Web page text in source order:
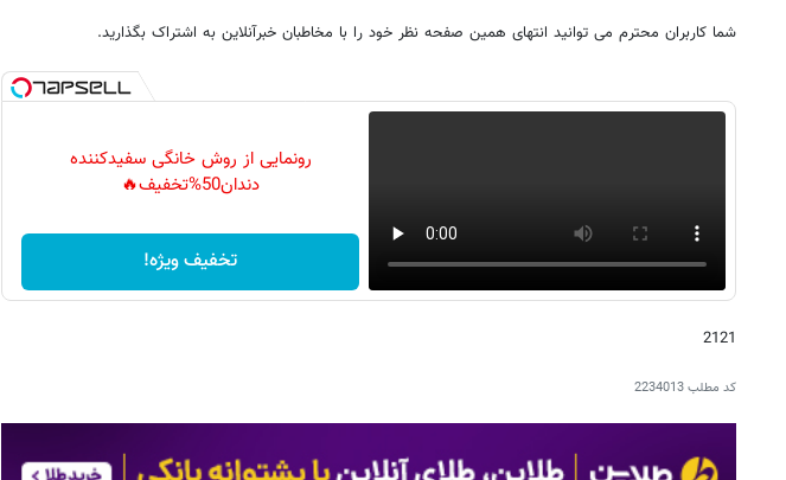
شما کاربران محترم می توانید انتهای همین صفحه نظر خود را با مخاطبان خبرآنلاین به اشتراک بگذارید.
رونمایی از روش خانگی سفیدکننده
دندان50%تخفیف🔥
تخفیف ویژه!
2121
کد مطلب2234013